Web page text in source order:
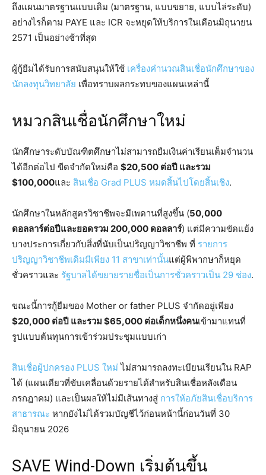
ถึงแผนมาตรฐานแบบเดิม (มาตรฐาน, แบบขยาย, แบบไล่ระดับ)
อย่างไรก็ตาม PAYE และ ICR จะหยุดให้บริการในเดือนมิถุนายน
2571 เป็นอย่างช้าที่สุด
ผู้กู้ยืมได้รับการสนับสนุนให้ใช้ เครื่องคำนวณสินเชื่อนักศึกษาของ
นักลงทุนวิทยาลัย เพื่อทราบผลกระทบของแผนเหล่านี้
หมวกสินเชื่อนักศึกษาใหม่
นักศึกษาระดับบัณฑิตศึกษาไม่สามารถยืมเงินค่าเรียนเต็มจำนวน
ได้อีกต่อไป ขีดจำกัดใหม่คือ $20,500 ต่อปี และรวม
$100,000และ สินเชื่อ Grad PLUS หมดสิ้นไปโดยสิ้นเชิง.
นักศึกษาในหลักสูตรวิชาชีพจะมีเพดานที่สูงขึ้น (50,000
ดอลลาร์ต่อปีและยอดรวม 200,000 ดอลลาร์) แต่มีความขัดแย้ง
บางประการเกี่ยวกับสิ่งที่นับเป็นปริญญาวิชาชีพ ที่ รายการ
ปริญญาวิชาชีพเดิมมีเพียง 11 สาขาเท่านั้นแต่ผู้พิพากษาก็หยุด
ชั่วคราวและ รัฐบาลได้ขยายรายชื่อเป็นการชั่วคราวเป็น 29 ช่อง.
ขณะนี้การกู้ยืมของ Mother or father PLUS จำกัดอยู่เพียง
$20,000 ต่อปี และรวม $65,000 ต่อเด็กหนึ่งคนเข้ามาแทนที่
รูปแบบต้นทุนการเข้าร่วมประชุมแบบเก่า
สินเชื่อผู้ปกครอง PLUS ใหม่ ไม่สามารถลงทะเบียนเรียนใน RAP
ได้ (แผนเดียวที่ขับเคลื่อนด้วยรายได้สำหรับสินเชื่อหลังเดือน
กรกฎาคม) และเป็นผลให้ไม่มีเส้นทางสู่ การให้อภัยสินเชื่อบริการ
สาธารณะ หากยังไม่ได้รวมบัญชีไว้ก่อนหน้านี้ก่อนวันที่ 30
มิถุนายน 2026
SAVE Wind-Down เริ่มต้นขึ้น